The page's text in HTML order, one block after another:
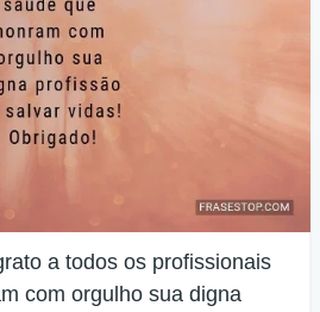
a todos os profissionais
com orgulho sua digna